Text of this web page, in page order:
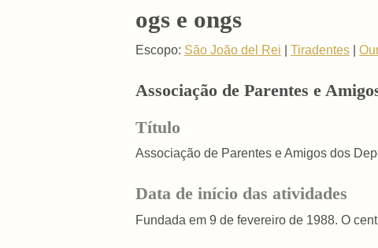
ogs e ongs
Escopo: São João del Rei Tiradentes
Associação de Parentes e
Título
Associação de Parentes e Amigos dos
Data de início das atividades
Fundada em 9 de fevereiro de 1988. O